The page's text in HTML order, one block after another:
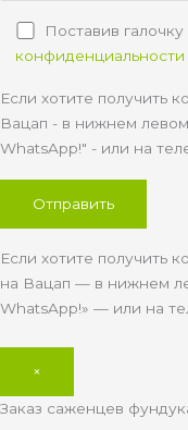
Поставив
конфиденциальности
Если хотите получить
Вацап - в нижнем
WhatsApp!" - или на
Если хотите получить
на Вацап — в нижнем
WhatsApp!» — или на
×
Заказ саженцев